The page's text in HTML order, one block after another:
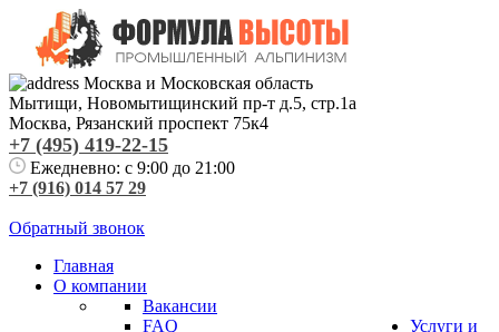
Москва и Московская область
Мытищи, Новомытищинский пр-т д.5, стр.1а
Москва, Рязанский проспект 75к4
+7 (495) 419-22-15
Ежедневно: с 9:00 до 21:00
+7 (916) 014 57 29
Обратный звонок
Главная
О компании
Вакансии
FAQ
Услуги и